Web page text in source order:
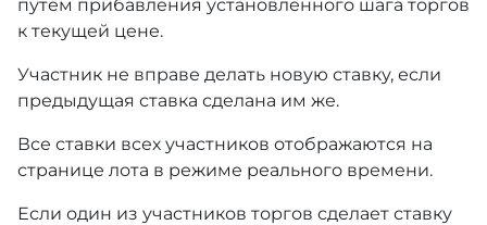
путем прибавления установленного шага торгов
к текущей цене.
Участник не вправе делать новую ставку, если
предыдущая ставка сделана им же.
Все ставки всех участников отображаются на
странице лота в режиме реального времени.
Если один из участников торгов сделает ставку